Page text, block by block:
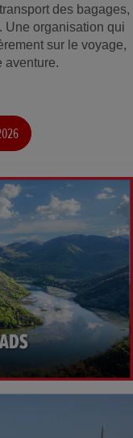
des bagages,
Une organisation qui
sur le voyage,
aventure.